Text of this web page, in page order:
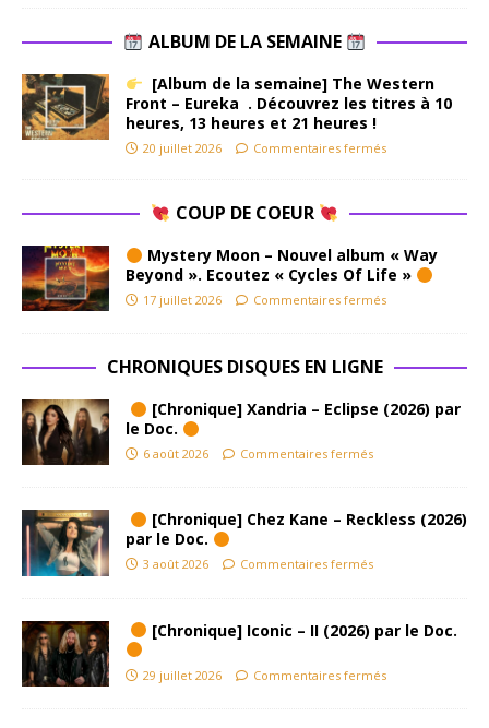
ALBUM DE LA SEMAINE
[Album de la semaine] The Western
Front – Eureka . Découvrez les titres à 10
heures, 13 heures et 21 heures !
20 juillet 2026 Commentaires fermés
COUP DE COEUR
Mystery Moon – Nouvel album « Way
Beyond ». Ecoutez « Cycles Of Life »
17 juillet 2026 Commentaires fermés
CHRONIQUES DISQUES EN LIGNE
[Chronique] Xandria – Eclipse (2026) par
le Doc.
6 août 2026 Commentaires fermés
[Chronique] Chez Kane – Reckless (2026)
par le Doc.
3 août 2026 Commentaires fermés
[Chronique] Iconic – II (2026) par le Doc.
29 juillet 2026 Commentaires fermés